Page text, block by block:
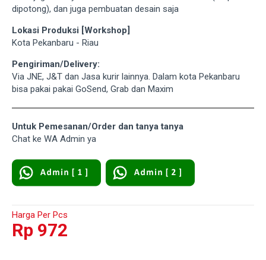
dipotong), dan juga pembuatan desain saja
Lokasi Produksi [Workshop]
Kota Pekanbaru - Riau
Pengiriman/Delivery:
Via JNE, J&T dan Jasa kurir lainnya. Dalam kota Pekanbaru
bisa pakai pakai GoSend, Grab dan Maxim
Untuk Pemesanan/Order dan tanya tanya
Chat ke WA Admin ya
Harga Per Pcs
Rp 972